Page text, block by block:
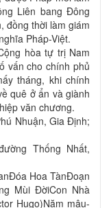
Liên bang Đông
đồng thời làm giám
Pháp-Việt.
hòa tự trị Nam
vấn cho chính phủ
tháng, khi chính
quê ở ẩn và giành
văn chương.
Nhuận, Gia Định;
Thống Nhất,
Hoa TànĐoạn
Mùi ĐờiCon Nhà
Hugo)Năm mậu-